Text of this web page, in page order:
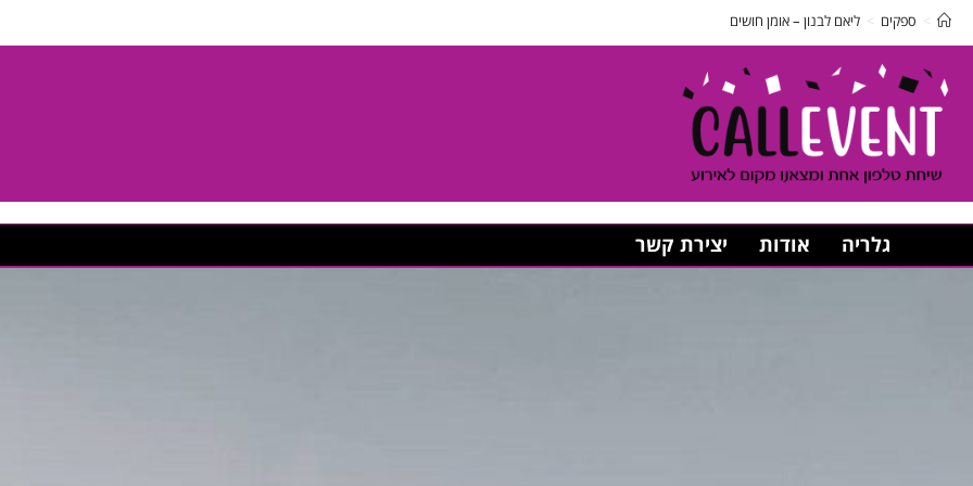
> ספקים > ליאם לבנון – אומן חושים
גלריה אודות יצירת קשר